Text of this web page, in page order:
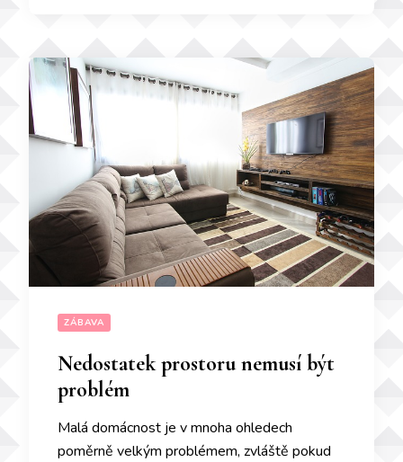
ZÁBAVA
Nedostatek prostoru nemusí být
problém
Malá domácnost je v mnoha ohledech
poměrně velkým problémem, zvláště pokud